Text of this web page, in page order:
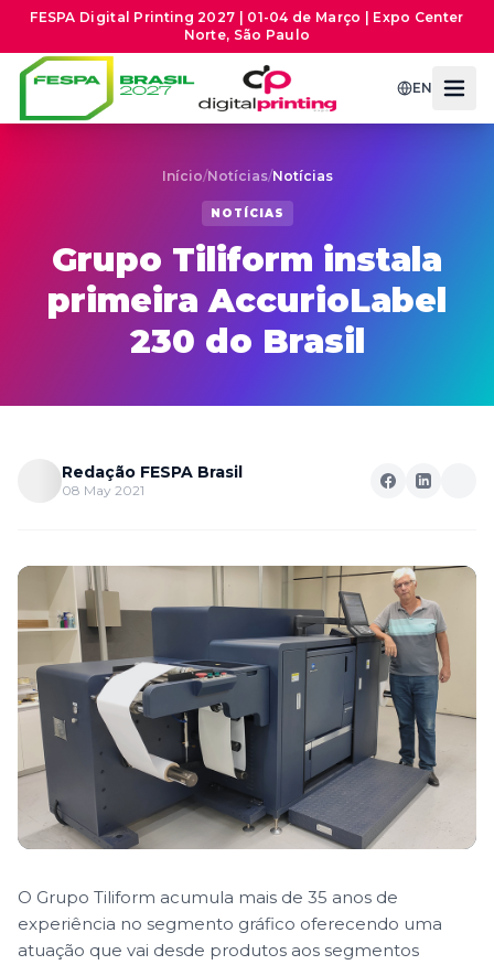
FESPA Digital Printing 2027 | 01-04 de Março | Expo Center
Norte, São Paulo
EN
Início/Notícias/Notícias
NOTÍCIAS
Grupo Tiliform instala
primeira AccurioLabel
230 do Brasil
Redação FESPA Brasil
08 May 2021
O Grupo Tiliform acumula mais de 35 anos de
experiência no segmento gráfico oferecendo uma
atuação que vai desde produtos aos segmentos